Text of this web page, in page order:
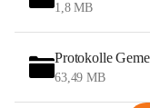
1,8 MB
Protokolle
63,49 MB